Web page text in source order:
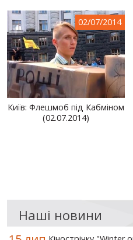
02/07/2014
Київ: Флешмоб під Кабміном
(02.07.2014)
Наші новини